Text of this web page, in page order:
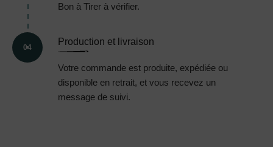
Bon à Tirer à vérifier.
04
Production et livraison
Votre commande est produite, expédiée ou
disponible en retrait, et vous recevez un
message de suivi.